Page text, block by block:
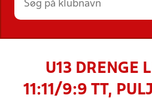
U13 DRENGE
11:11/9:9 TT,